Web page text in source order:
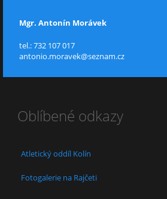
Mgr. Antonín Morávek
tel.: 732 107 017
antonio.moravek@seznam.cz
Oblíbené odkazy
Atletický oddíl Kolín
Fotogalerie na Rajčeti